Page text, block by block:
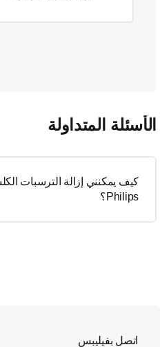
المتداولة
كيف يمكنني إزالة الترسبات
Philips؟
اتصل بفيليبس